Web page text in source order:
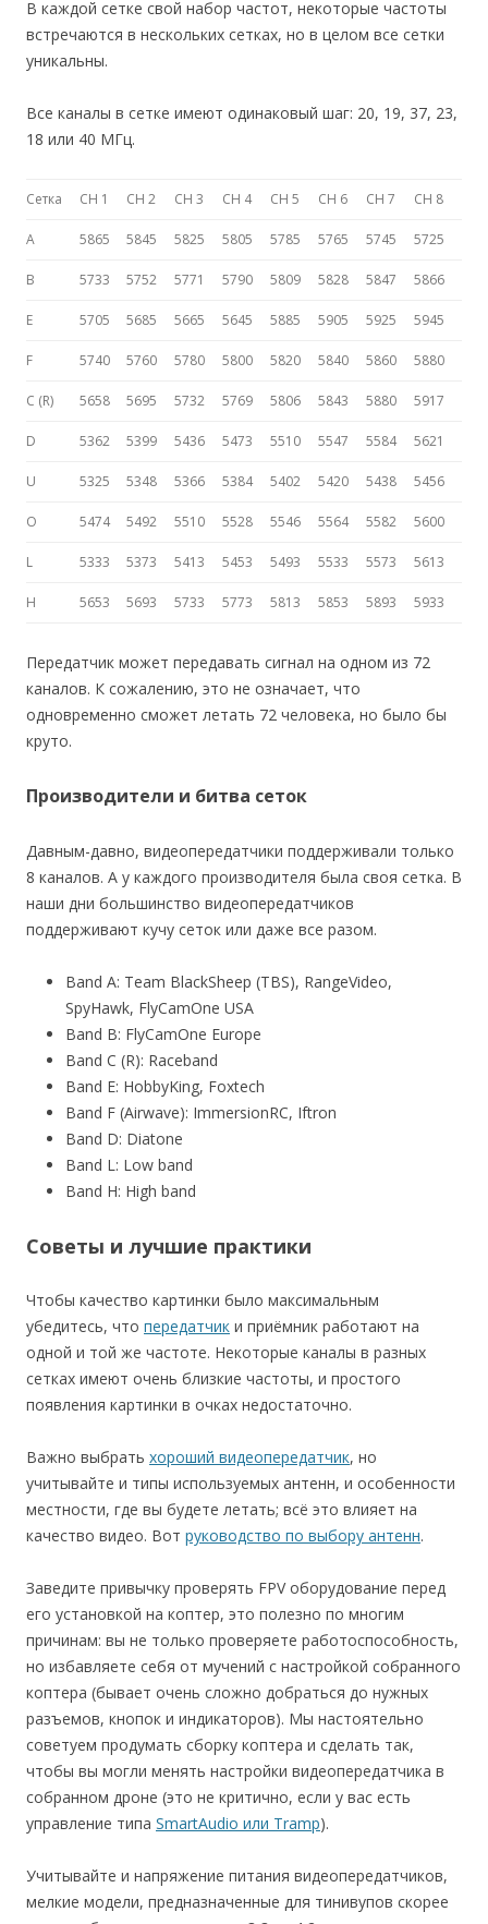
В каждой сетке свой набор частот, некоторые частоты
встречаются в нескольких сетках, но в целом все сетки
уникальны.
Все каналы в сетке имеют одинаковый шаг: 20, 19, 37, 23,
18 или 40 МГц.
Сетка CH 1 CH 2 CH 3 CH 4 CH 5 CH 6 CH 7 CH 8
A 5865 5845 5825 5805 5785 5765 5745 5725
B 5733 5752 5771 5790 5809 5828 5847 5866
E 5705 5685 5665 5645 5885 5905 5925 5945
F 5740 5760 5780 5800 5820 5840 5860 5880
C (R) 5658 5695 5732 5769 5806 5843 5880 5917
D 5362 5399 5436 5473 5510 5547 5584 5621
U 5325 5348 5366 5384 5402 5420 5438 5456
O 5474 5492 5510 5528 5546 5564 5582 5600
L 5333 5373 5413 5453 5493 5533 5573 5613
H 5653 5693 5733 5773 5813 5853 5893 5933
Передатчик может передавать сигнал на одном из 72
каналов. К сожалению, это не означает, что
одновременно сможет летать 72 человека, но было бы
круто.
Производители и битва сеток
Давным-давно, видеопередатчики поддерживали только
8 каналов. А у каждого производителя была своя сетка. В
наши дни большинство видеопередатчиков
поддерживают кучу сеток или даже все разом.
Band A: Team BlackSheep (TBS), RangeVideo,
SpyHawk, FlyCamOne USA
Band B: FlyCamOne Europe
Band C (R): Raceband
Band E: HobbyKing, Foxtech
Band F (Airwave): ImmersionRC, Iftron
Band D: Diatone
Band L: Low band
Band H: High band
Советы и лучшие практики
Чтобы качество картинки было максимальным
убедитесь, что передатчик и приёмник работают на
одной и той же частоте. Некоторые каналы в разных
сетках имеют очень близкие частоты, и простого
появления картинки в очках недостаточно.
Важно выбрать хороший видеопередатчик, но
учитывайте и типы используемых антенн, и особенности
местности, где вы будете летать; всё это влияет на
качество видео. Вот руководство по выбору антенн.
Заведите привычку проверять FPV оборудование перед
его установкой на коптер, это полезно по многим
причинам: вы не только проверяете работоспособность,
но избавляете себя от мучений с настройкой собранного
коптера (бывает очень сложно добраться до нужных
разъемов, кнопок и индикаторов). Мы настоятельно
советуем продумать сборку коптера и сделать так,
чтобы вы могли менять настройки видеопередатчика в
собранном дроне (это не критично, если у вас есть
управление типа SmartAudio или Tramp).
Учитывайте и напряжение питания видеопередатчиков,
мелкие модели, предназначенные для тинивупов скорее